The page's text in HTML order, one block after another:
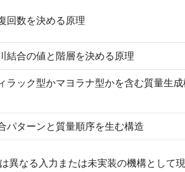
回数を決める原理
結合の値と階層を決める原理
ラック型かマヨラナ型かを含む質量生
パターンと質量順序を生む構造
異なる入力または未実装の機構として